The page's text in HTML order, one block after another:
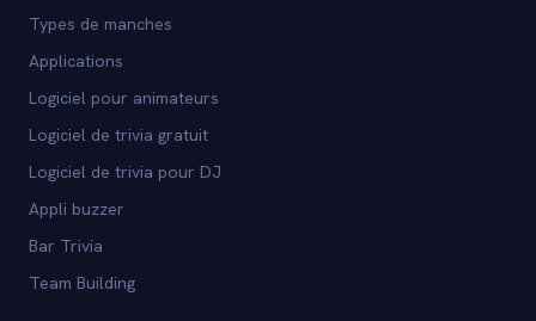
Types de manches
Applications
Logiciel pour animateurs
Logiciel de trivia gratuit
Logiciel de trivia pour DJ
Appli buzzer
Bar Trivia
Team Building